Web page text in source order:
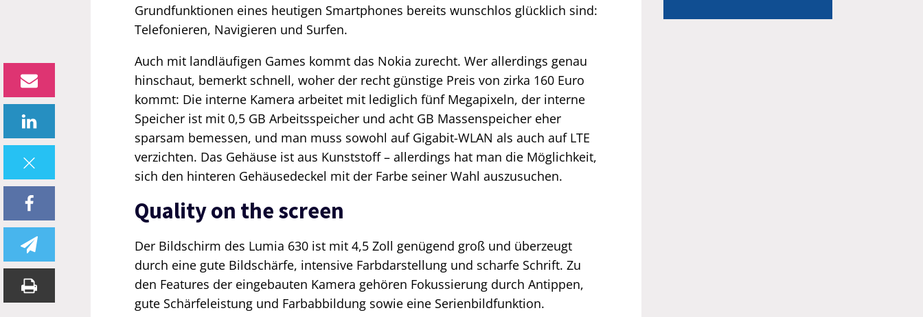
Grundfunktionen eines heutigen Smartphones bereits wunschlos glücklich sind:
Telefonieren, Navigieren und Surfen.
Auch mit landläufigen Games kommt das Nokia zurecht. Wer allerdings genau
hinschaut, bemerkt schnell, woher der recht günstige Preis von zirka 160 Euro
kommt: Die interne Kamera arbeitet mit lediglich fünf Megapixeln, der interne
Speicher ist mit 0,5 GB Arbeitsspeicher und acht GB Massenspeicher eher
sparsam bemessen, und man muss sowohl auf Gigabit-WLAN als auch auf LTE
verzichten. Das Gehäuse ist aus Kunststoff – allerdings hat man die Möglichkeit,
sich den hinteren Gehäusedeckel mit der Farbe seiner Wahl auszusuchen.
Quality on the screen
Der Bildschirm des Lumia 630 ist mit 4,5 Zoll genügend groß und überzeugt
durch eine gute Bildschärfe, intensive Farbdarstellung und scharfe Schrift. Zu
den Features der eingebauten Kamera gehören Fokussierung durch Antippen,
gute Schärfeleistung und Farbabbildung sowie eine Serienbildfunktion.